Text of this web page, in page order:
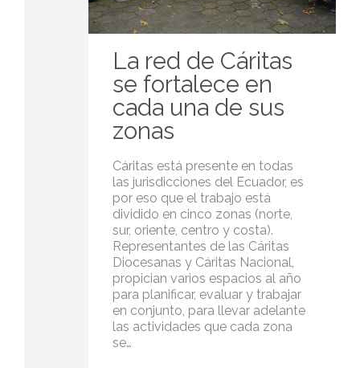
La red de Cáritas
se fortalece en
cada una de sus
zonas
Cáritas está presente en todas
las jurisdicciones del Ecuador, es
por eso que el trabajo está
dividido en cinco zonas (norte,
sur, oriente, centro y costa).
Representantes de las Cáritas
Diocesanas y Cáritas Nacional,
propician varios espacios al año
para planificar, evaluar y trabajar
en conjunto, para llevar adelante
las actividades que cada zona
se…